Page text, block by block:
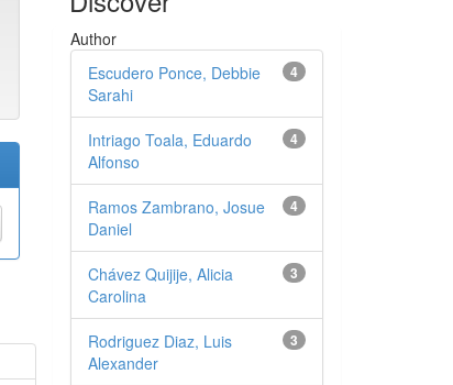
Author
4
Escudero Ponce, Debbie
Sarahi
4
Intriago Toala, Eduardo
Alfonso
4
Ramos Zambrano, Josue
Daniel
3
Chávez Quijije, Alicia
Carolina
3
Rodriguez Diaz, Luis
Alexander